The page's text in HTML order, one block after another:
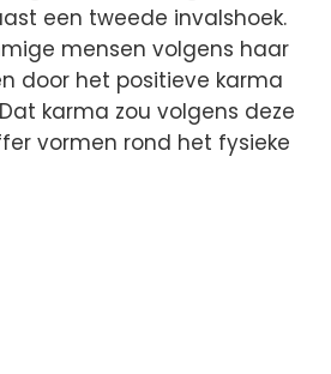
een tweede invalshoek.
mensen volgens haar
door het positieve karma
karma zou volgens deze
vormen rond het fysieke